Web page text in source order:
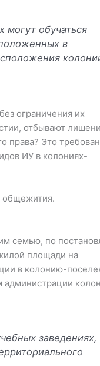
обучаться
в
ограничения их
отбывают
права? Это
ИУ в колониях-
общежития.
семью, по
площади на
в колонию-
администрации
заведениях,